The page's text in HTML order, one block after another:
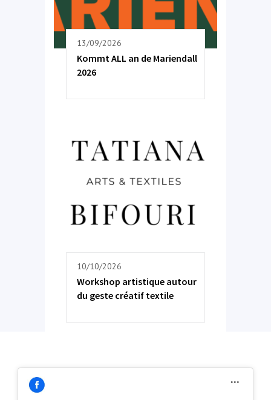
13/09/2026
Kommt ALL an de Mariendall
2026
10/10/2026
Workshop artistique autour
du geste créatif textile